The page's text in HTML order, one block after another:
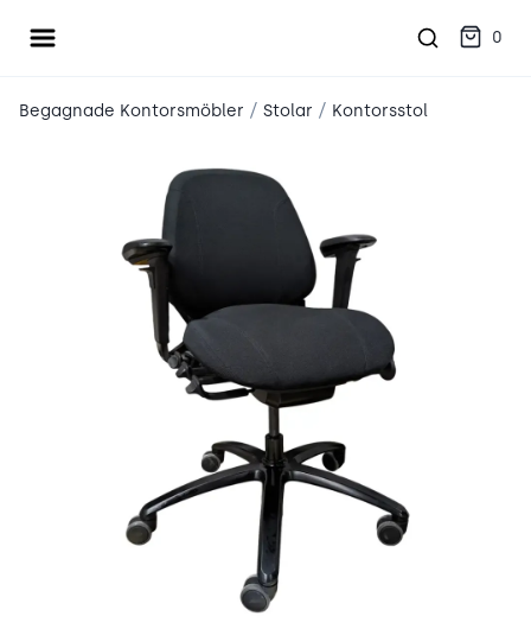
Öppna meny 0
Begagnade Kontorsmöbler / Stolar / Kontorsstol